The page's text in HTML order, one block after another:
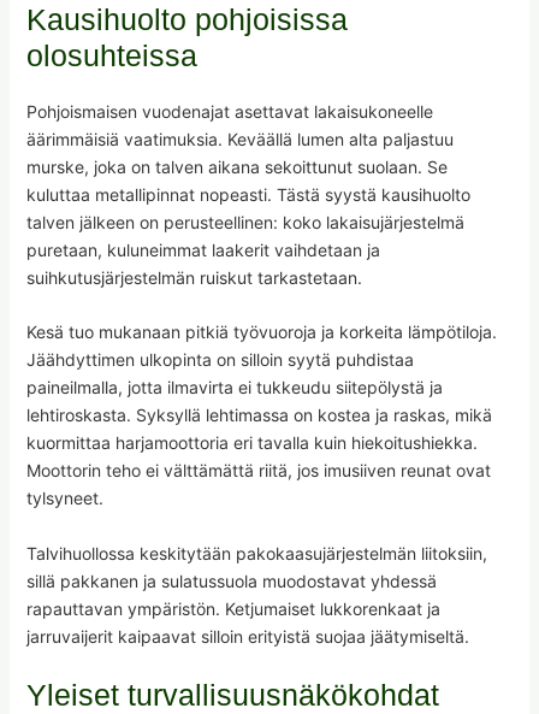
Kausihuolto pohjoisissa
olosuhteissa
Pohjoismaisen vuodenajat asettavat lakaisukoneelle
äärimmäisiä vaatimuksia. Keväällä lumen alta paljastuu
murske, joka on talven aikana sekoittunut suolaan. Se
kuluttaa metallipinnat nopeasti. Tästä syystä kausihuolto
talven jälkeen on perusteellinen: koko lakaisujärjestelmä
puretaan, kuluneimmat laakerit vaihdetaan ja
suihkutusjärjestelmän ruiskut tarkastetaan.
Kesä tuo mukanaan pitkiä työvuoroja ja korkeita lämpötiloja.
Jäähdyttimen ulkopinta on silloin syytä puhdistaa
paineilmalla, jotta ilmavirta ei tukkeudu siitepölystä ja
lehtiroskasta. Syksyllä lehtimassa on kostea ja raskas, mikä
kuormittaa harjamoottoria eri tavalla kuin hiekoitushiekka.
Moottorin teho ei välttämättä riitä, jos imusiiven reunat ovat
tylsyneet.
Talvihuollossa keskitytään pakokaasujärjestelmän liitoksiin,
sillä pakkanen ja sulatussuola muodostavat yhdessä
rapauttavan ympäristön. Ketjumaiset lukkorenkaat ja
jarruvaijerit kaipaavat silloin erityistä suojaa jäätymiseltä.
Yleiset turvallisuusnäkökohdat